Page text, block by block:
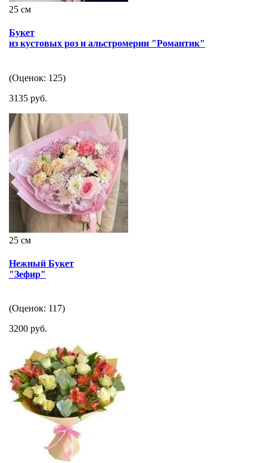
25 см
Букет
из кустовых роз и альстромерии "Романтик"
(Оценок: 125)
3135 руб.
25 см
Нежный Букет
"Зефир"
(Оценок: 117)
3200 руб.